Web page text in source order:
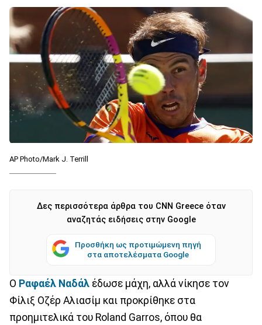
AP Photo/Mark J. Terrill
Δες περισσότερα άρθρα του CNN Greece όταν
αναζητάς ειδήσεις στην Google
Προσθήκη ως προτιμώμενη πηγή
στα αποτελέσματα Google
Ο Ραφαέλ Ναδάλ έδωσε μάχη, αλλά νίκησε τον
Φίλιξ Οζέρ Αλιασίμ και προκρίθηκε στα
προημιτελικά του Roland Garros, όπου θα